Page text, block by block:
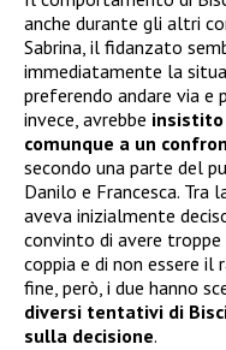
anche durante gli altri
Sabrina, il fidanzato
immediatamente la
preferendo andare via e
invece, avrebbe insistito
comunque a un
secondo una parte del
Danilo e Francesca. Tra
aveva inizialmente
convinto di avere
coppia e di non essere il
fine, però, i due hanno
diversi tentativi di
sulla decisione.